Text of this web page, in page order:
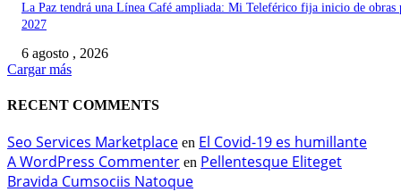
La Paz tendrá una Línea Café ampliada: Mi Teleférico fija inicio de obras
2027
6 agosto , 2026
Cargar más
RECENT COMMENTS
Seo Services Marketplace en El Covid-19 es humillante
A WordPress Commenter en Pellentesque Eliteget
Bravida Cumsociis Natoque